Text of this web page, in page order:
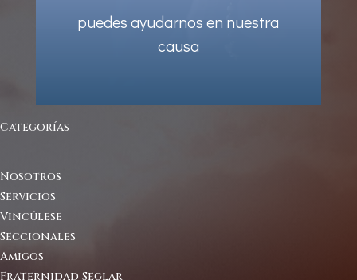
puedes ayudarnos en nuestra
causa
Categorías
Nosotros
Servicios
Vincúlese
Seccionales
Amigos
Fraternidad Seglar